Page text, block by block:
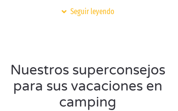
En el Morbihan, hay muchas atracciones turísticas
GR 34 para los aficionados al senderismo.
Con Sandaya, acceda al parque acuático y a todas las
infraestructuras desde su parcela de camping:
Seguir leyendo
Nuestros superconsejos
para sus vacaciones en
camping